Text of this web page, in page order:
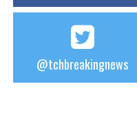
@tchbreakingnews